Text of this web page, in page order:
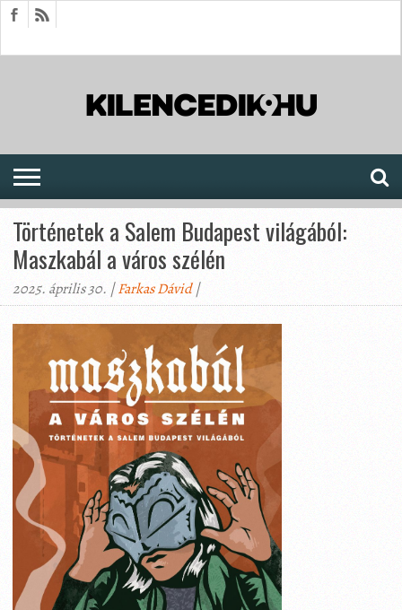
Történetek a Salem Budapest világából:
Maszkabál a város szélén
2025. április 30. |Farkas Dávid|